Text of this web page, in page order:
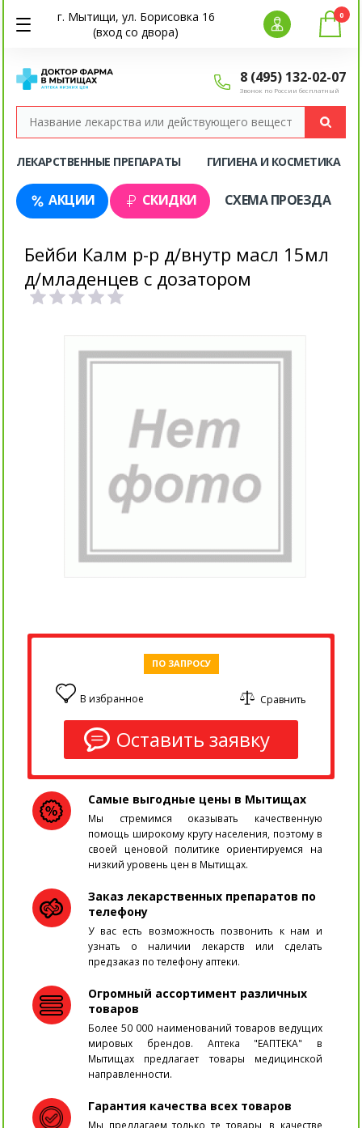
г. Мытищи, ул. Борисовка 16
(вход со двора)
8 (495) 132-02-07
Звонок по России бесплатный
0
ЛЕКАРСТВЕННЫЕ ПРЕПАРАТЫ ГИГИЕНА И КОСМЕТИКА
АКЦИИ СКИДКИ СХЕМА ПРОЕЗДА
Бейби Калм р-р д/внутр масл 15мл
д/младенцев с дозатором
ПО ЗАПРОСУ
0 В избранное Сравнить
Оставить заявку
Самые выгодные цены в Мытищах
Мы стремимся оказывать качественную
помощь широкому кругу населения, поэтому в
своей ценовой политике ориентируемся на
низкий уровень цен в Мытищах.
Заказ лекарственных препаратов по
телефону
У вас есть возможность позвонить к нам и
узнать о наличии лекарств или сделать
предзаказ по телефону аптеки.
Огромный ассортимент различных
товаров
Более 50 000 наименований товаров ведущих
мировых брендов. Аптека "ЕАПТЕКА" в
Мытищах предлагает товары медицинской
направленности.
Гарантия качества всех товаров